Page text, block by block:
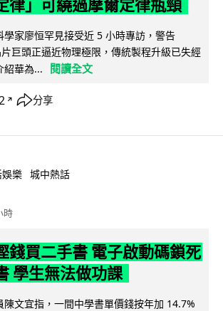
律」可繞過摩爾定律瓶頸
學家廖恒罕見接受近 5 小時專訪，警告
巨頭正逼近物理極限，傳統製程升級已失經
紹華為...
閱讀全文
↗ 分享
娛樂 城中熱話
時
錢買二手書 電子啟動碼鎖死
學生無法做功課
陳文宜指，一間中學書單價錢按年加 14.7%